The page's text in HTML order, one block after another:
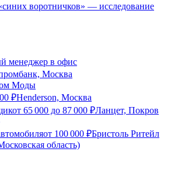
воротничков» — исследование
менеджер в офис
Москва
Моды
₽Henderson, Москва
от 65 000 до 87 000 ₽Ланцет, Покров
от 100 000 ₽Бристоль Ритейл
область)